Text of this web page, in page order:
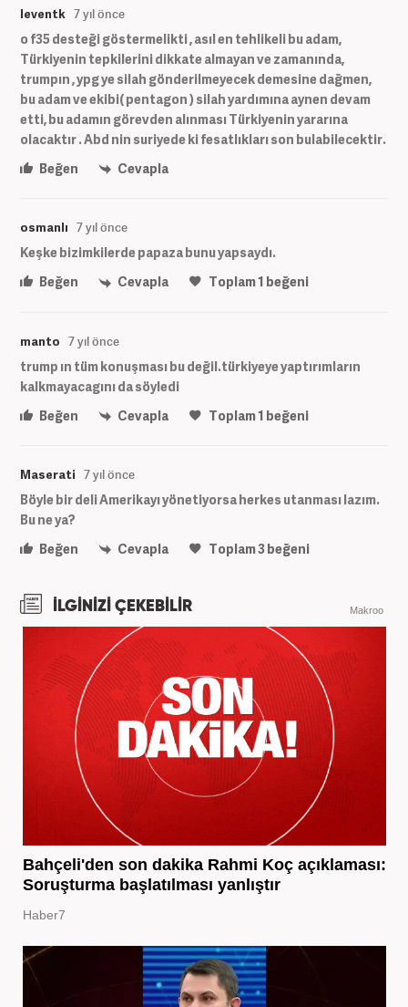
leventk 7 yıl önce
o f35 desteği göstermelikti , asıl en tehlikeli bu adam,
Türkiyenin tepkilerini dikkate almayan ve zamanında,
trumpın , ypg ye silah gönderilmeyecek demesine dağmen,
bu adam ve ekibi( pentagon ) silah yardımına aynen devam
etti, bu adamın görevden alınması Türkiyenin yararına
olacaktır . Abd nin suriyede ki fesatlıkları son bulabilecektir.
Beğen
Cevapla
osmanlı 7 yıl önce
Keşke bizimkilerde papaza bunu yapsaydı.
Beğen
Cevapla Toplam1 beğeni
manto 7 yıl önce
trump ın tüm konuşması bu değil.türkiyeye yaptırımların
kalkmayacagını da söyledi
Beğen
Cevapla Toplam1 beğeni
Maserati 7 yıl önce
Böyle bir deli Amerikayı yönetiyorsa herkes utanması lazım.
Bu ne ya?
Beğen
Cevapla Toplam3beğeni
İLGİNİZİ ÇEKEBİLİR Makroo
Bahçeli'den son dakika Rahmi Koç açıklaması:
Soruşturma başlatılması yanlıştır
Haber7